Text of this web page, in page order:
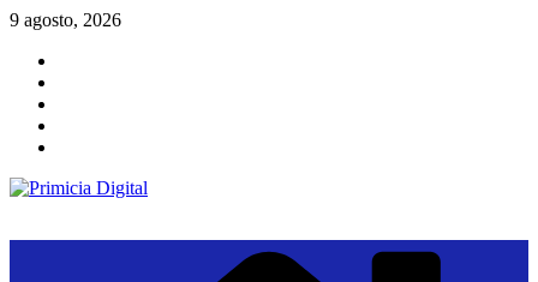
Saltar
contenido
9 agosto, 2026